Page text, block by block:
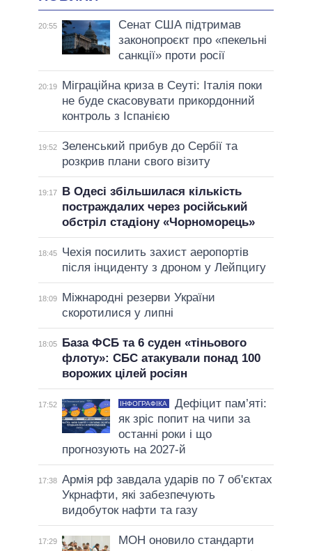
20:55
Сенат США підтримав
законопроєкт про «пекельні
санкції» проти росії
20:19
Міграційна криза в Сеуті: Італія поки
не буде скасовувати прикордонний
контроль з Іспанією
19:52 Зеленський прибув до Сербії та
розкрив плани свого візиту
19:17
В Одесі збільшилася кількість
постраждалих через російський
обстріл стадіону «Чорноморець»
18:45
Чехія посилить захист аеропортів
після інциденту з дроном у Лейпцигу
18:09
Міжнародні резерви України
скоротилися у липні
18:05
База ФСБ та 6 суден «тіньового
флоту»: СБС атакували понад 100
ворожих цілей росіян
17:52 ІНФОГРАФІКА
Дефіцит пам’яті:
як зріс попит на чипи за
останні роки і що
прогнозують на 2027-й
17:38 Армія рф завдала ударів по 7 об'єктах
Укрнафти, які забезпечують
видобуток нафти та газу
17:29
МОН оновило стандарти